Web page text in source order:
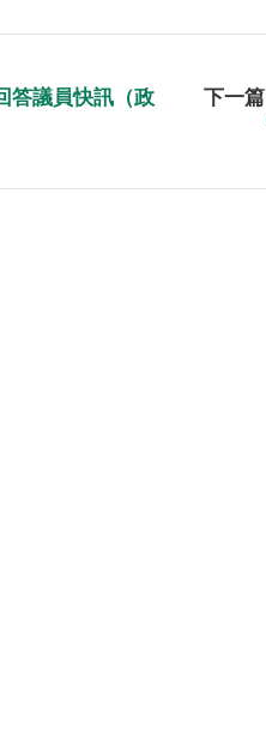
議員快訊（政
下一篇